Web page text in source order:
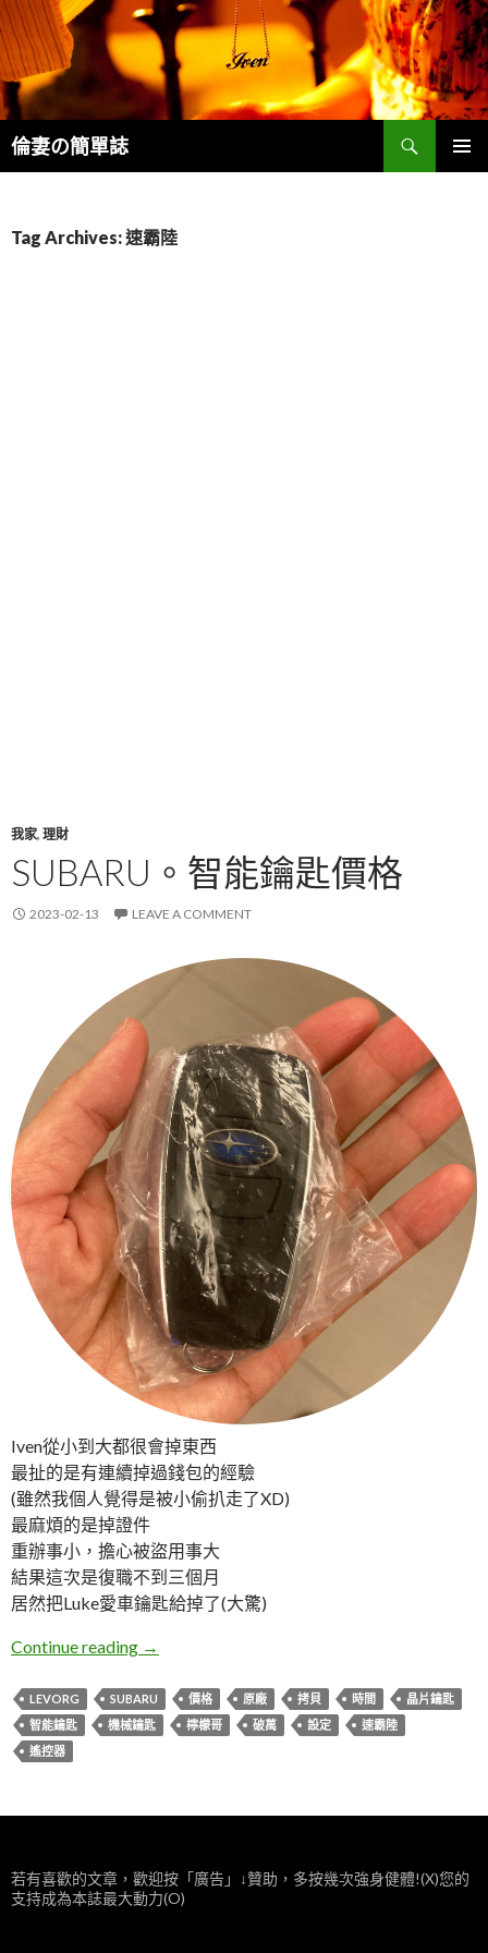
倫妻の簡單誌
Search
Tag Archives: 速霸陸
我家, 理財
SUBARU。智能鑰匙價格
2023-02-13 LEAVE A COMMENT
Iven從小到大都很會掉東西
最扯的是有連續掉過錢包的經驗
(雖然我個人覺得是被小偷扒走了XD)
最麻煩的是掉證件
重辦事小，擔心被盜用事大
結果這次是復職不到三個月
居然把Luke愛車鑰匙給掉了(大驚)
Continue reading SUBARU。智能鑰匙價格
→
LEVORG SUBARU 價格 原廠 拷貝 時間
晶片鑰匙
智能鑰匙
機械鑰匙 檸檬哥 破萬 設定
速霸陸
遙控器
若有喜歡的文章，歡迎按「廣告」↓贊助，多按幾次強身健體!(X)您的
支持成為本誌最大動力(O)